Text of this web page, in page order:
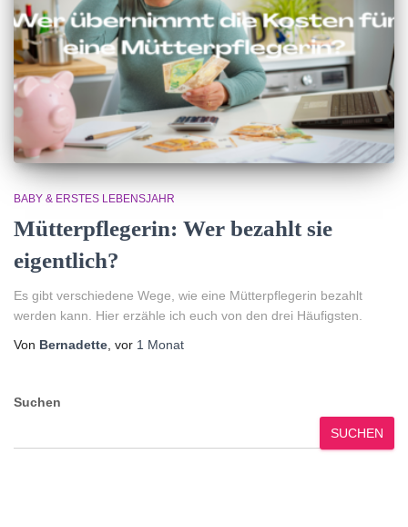
BABY & ERSTES LEBENSJAHR
Mütterpflegerin: Wer bezahlt sie
eigentlich?
Es gibt verschiedene Wege, wie eine Mütterpflegerin bezahlt
werden kann. Hier erzähle ich euch von den drei Häufigsten.
Von Bernadette , vor 1 Monat
Suchen
SUCHEN